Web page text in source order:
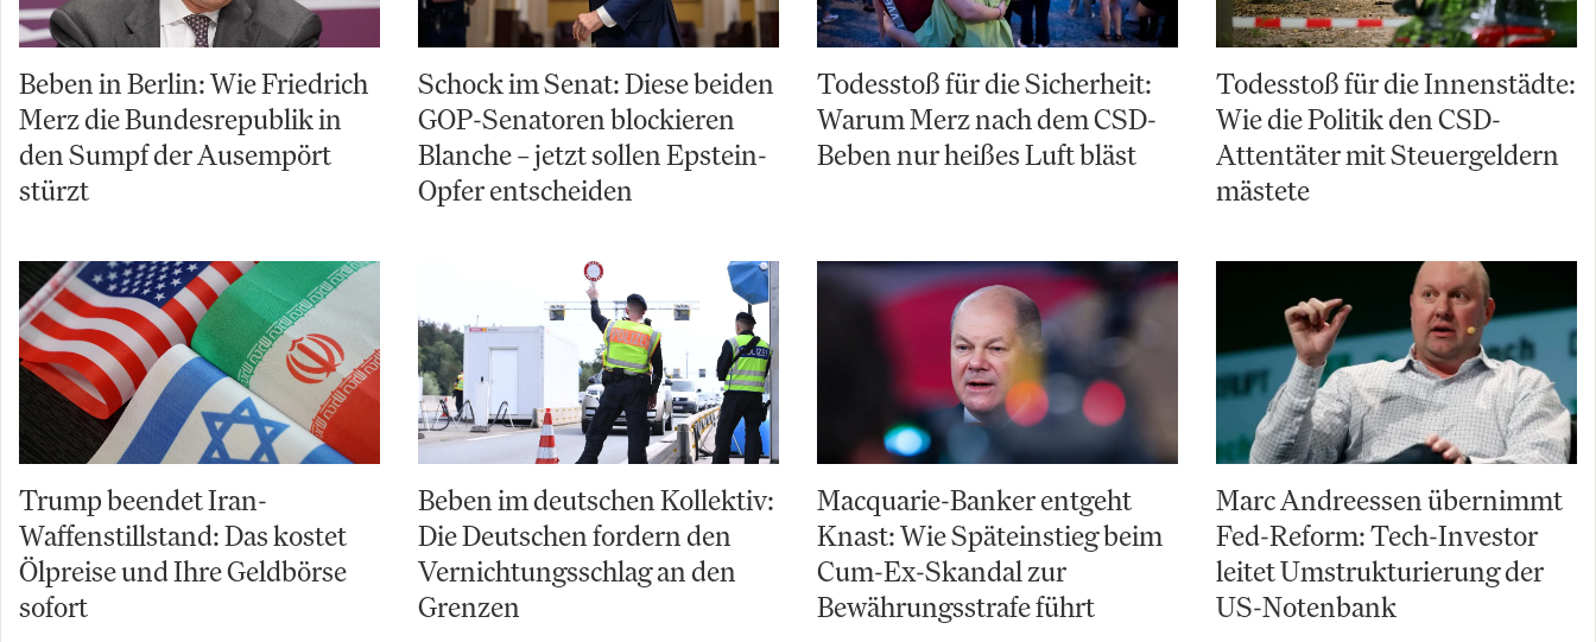
Beben in Berlin: Wie Friedrich
Merz die Bundesrepublik in
den Sumpf der Ausempört
stürzt
Schock im Senat: Diese beiden
GOP-Senatoren blockieren
Blanche – jetzt sollen Epstein-
Opfer entscheiden
Todesstoß für die Sicherheit:
Warum Merz nach dem CSD-
Beben nur heißes Luft bläst
Todesstoß für die Innenstädte:
Wie die Politik den CSD-
Attentäter mit Steuergeldern
mästete
Trump beendet Iran-
Waffenstillstand: Das kostet
Ölpreise und Ihre Geldbörse
sofort
Beben im deutschen Kollektiv:
Die Deutschen fordern den
Vernichtungsschlag an den
Grenzen
Macquarie-Banker entgeht
Knast: Wie Späteinstieg beim
Cum-Ex-Skandal zur
Bewährungsstrafe führt
Marc Andreessen übernimmt
Fed-Reform: Tech-Investor
leitet Umstrukturierung der
US-Notenbank